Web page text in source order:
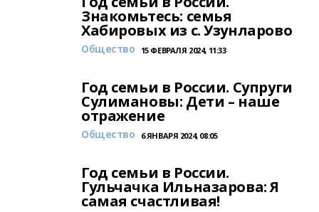
Знакомьтесь: семья
Хабировых из с. Узунларово
Общество 15 ФЕВРАЛЯ 2024, 11:33
Год семьи в России. Супруги
Сулимановы: Дети – наше
отражение
Общество 6 ЯНВАРЯ 2024, 08:05
Год семьи в России.
Гульчачка Ильназарова: Я
самая счастливая!